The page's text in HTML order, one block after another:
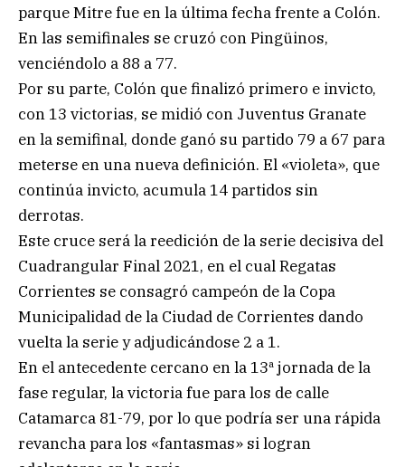
parque Mitre fue en la última fecha frente a Colón.
En las semifinales se cruzó con Pingüinos,
venciéndolo a 88 a 77.
Por su parte, Colón que finalizó primero e invicto,
con 13 victorias, se midió con Juventus Granate
en la semifinal, donde ganó su partido 79 a 67 para
meterse en una nueva definición. El «violeta», que
continúa invicto, acumula 14 partidos sin
derrotas.
Este cruce será la reedición de la serie decisiva del
Cuadrangular Final 2021, en el cual Regatas
Corrientes se consagró campeón de la Copa
Municipalidad de la Ciudad de Corrientes dando
vuelta la serie y adjudicándose 2 a 1.
En el antecedente cercano en la 13ª jornada de la
fase regular, la victoria fue para los de calle
Catamarca 81-79, por lo que podría ser una rápida
revancha para los «fantasmas» si logran